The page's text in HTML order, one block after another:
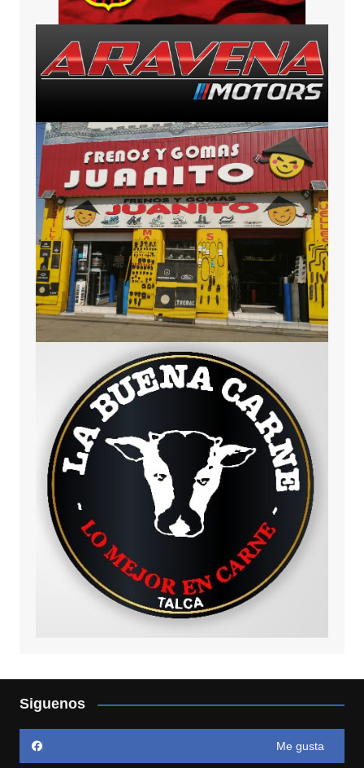
Siguenos
Me gusta